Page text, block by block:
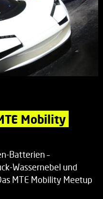
Mobility
Batterien –
Wassernebel und
MTE Mobility Meetup